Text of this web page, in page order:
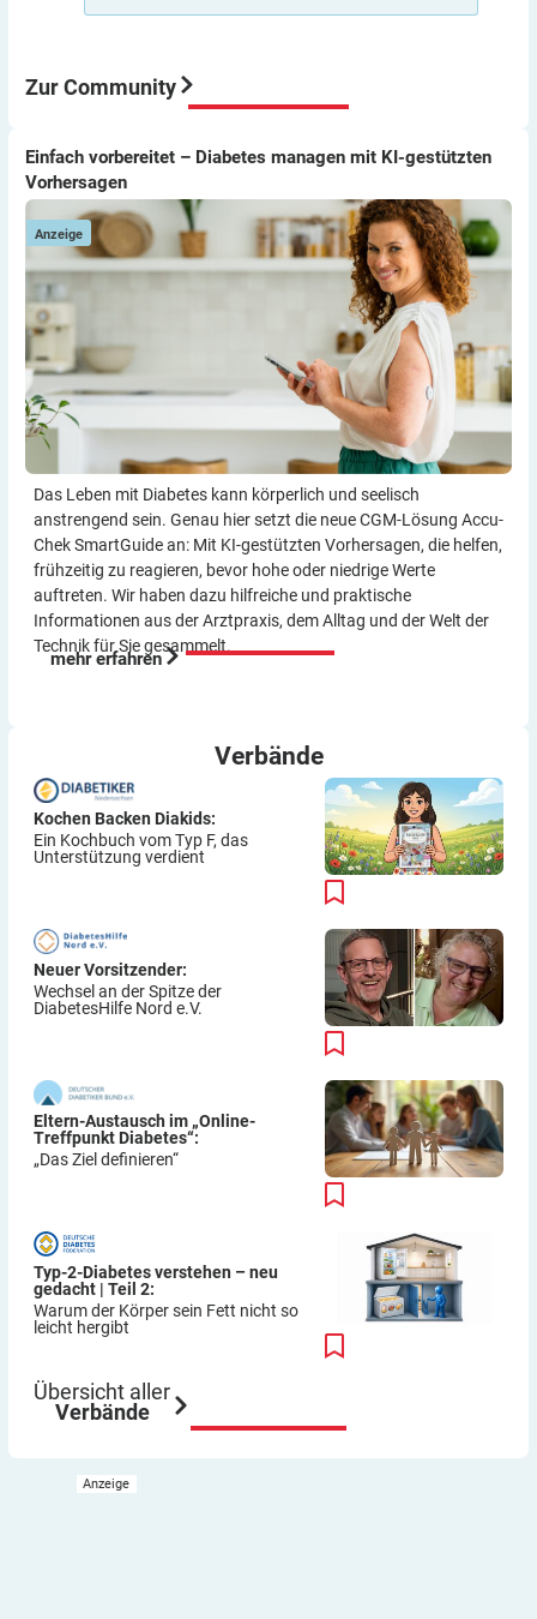
immer wieder so machen.
Zur Community
Einfach vorbereitet – Diabetes managen mit KI-gestützten
Vorhersagen
Einfach vorbereitet – Diabetes managen mit KI-gestützten
Vorhersagen
Anzeige
Das Leben mit Diabetes kann körperlich und seelisch
anstrengend sein. Genau hier setzt die neue CGM-Lösung Accu-
Chek SmartGuide an: Mit KI-gestützten Vorher­sagen, die helfen,
frühzeitig zu reagieren, bevor hohe oder niedrige Werte
auftreten. Wir haben dazu hilf­reiche und praktische
Informationen aus der Arzt­praxis, dem Alltag und der Welt der
Technik für Sie gesammelt.
mehr erfahren
Verbände
Kochen Backen Diakids:
Ein Kochbuch vom Typ F, das
Unterstützung verdient
Neuer Vorsitzender:
Wechsel an der Spitze der
DiabetesHilfe Nord e.V.
Eltern-Austausch im „Online-
Treffpunkt Diabetes“:
„Das Ziel definieren“
Typ-2-Diabetes verstehen – neu
gedacht | Teil 2:
Warum der Körper sein Fett nicht so
leicht hergibt
Übersicht aller
Verbände